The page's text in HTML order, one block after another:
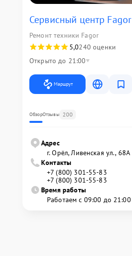
Сервисный центр Fagor
Ремонт техники Fagor
5,0240 оценки
Открыто до 21:00
Маршрут
ОбзорОтзывы 200
Адрес
г. Орёл, Ливенская ул., 68А
Контакты
+7 (800) 301-55-83
+7 (800) 301-55-83
Время работы
Работаем с 09:00 до 21:00